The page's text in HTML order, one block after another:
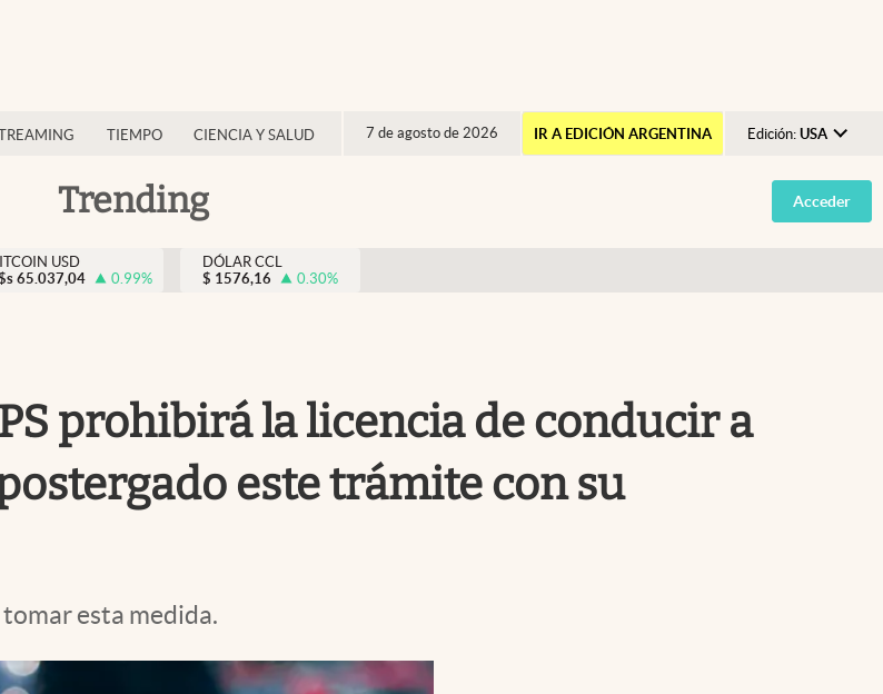
TIEMPO CIENCIA Y SALUD 7 de agosto de 2026 IR A EDICIÓN ARGENTINA Edición: USA
Argentina
España
Trending Acceder
USD
65.037,04 0.99%
DÓLAR CCL
$ 1576,16 0.30%
prohibirá la licencia de conducir a
este trámite con su
esta medida.